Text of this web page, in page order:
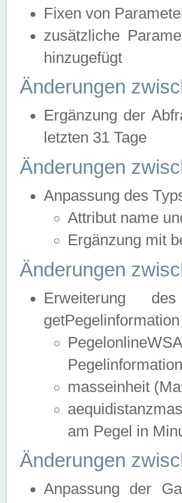
Fixen von
zusätzliche
hinzugefügt
Änderungen
Ergänzung der
letzten 31 Tage
Änderungen
Anpassung des
Attribut name
Ergänzung mit
Änderungen
Erweiterung
masseinheit
am Pegel in
Änderungen
Anpassung der